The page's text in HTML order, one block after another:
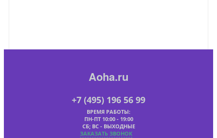
Aoha.ru
+7 (495) 196 56 99
ВРЕМЯ РАБОТЫ:
ПН-ПТ 10:00 - 19:00
СБ; ВС - ВЫХОДНЫЕ
ЗАКАЗАТЬ ЗВОНОК